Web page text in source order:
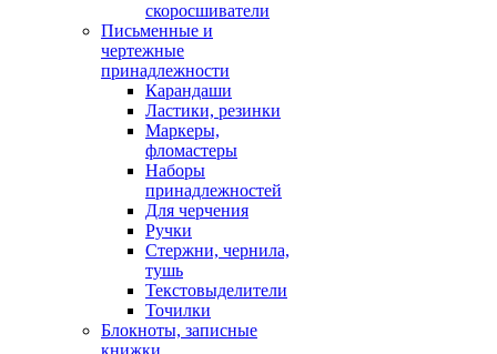
скоросшиватели
Письменные и
чертежные
принадлежности
Карандаши
Ластики, резинки
Маркеры,
фломастеры
Наборы
принадлежностей
Для черчения
Ручки
Стержни, чернила,
тушь
Текстовыделители
Точилки
Блокноты, записные
книжки